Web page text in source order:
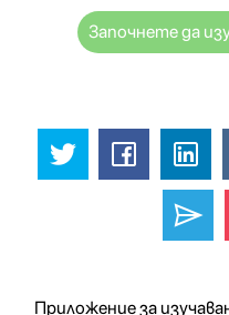
Започнете да
Приложение за